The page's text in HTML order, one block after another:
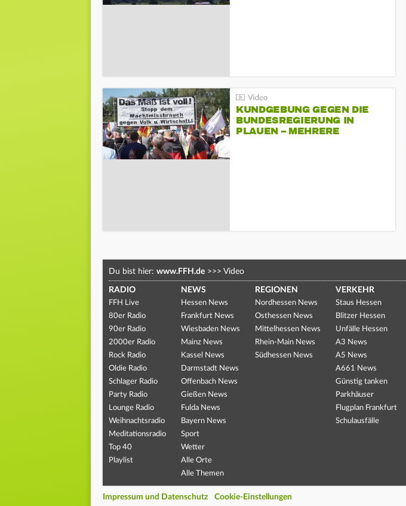
KUNDGEBUNG GEGEN DIE
BUNDESREGIERUNG IN
PLAUEN – MEHRERE
Du bist hier: www.FFH.de >>> Video
RADIO
FFH Live
80er Radio
90er Radio
2000er Radio
Rock Radio
Oldie Radio
Schlager Radio
Party Radio
Lounge Radio
Weihnachtsradio
Meditationsradio
Top 40
Playlist
NEWS
Hessen News
Frankfurt News
Wiesbaden News
Mainz News
Kassel News
Darmstadt News
Offenbach News
Gießen News
Fulda News
Bayern News
Sport
Wetter
Alle Orte
Alle Themen
REGIONEN
Nordhessen News
Osthessen News
Mittelhessen News
Rhein-Main News
Südhessen News
VERKEHR
Staus Hessen
Blitzer Hessen
Unfälle Hessen
A3 News
A5 News
A661 News
Günstig tanken
Parkhäuser
Flugplan Frankfurt
Schulausfälle
Impressum und Datenschutz Cookie-Einstellungen